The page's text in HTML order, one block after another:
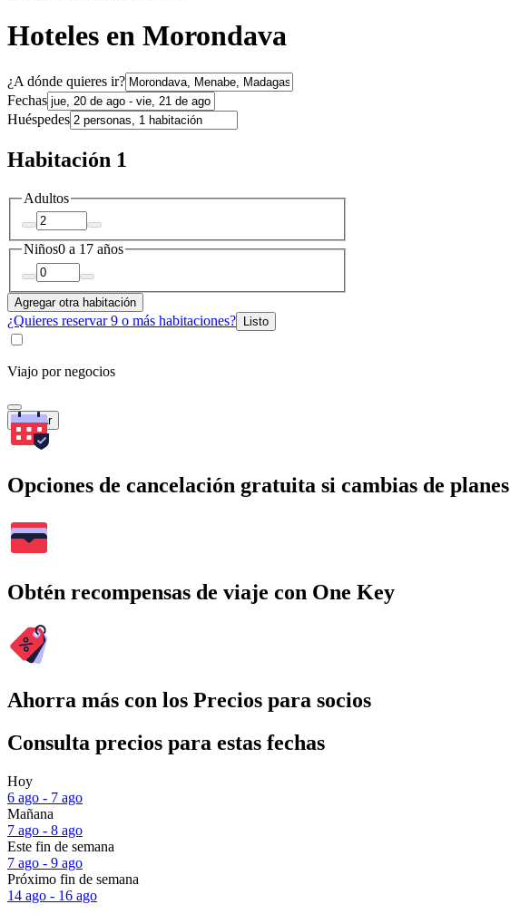
Hoteles en Morondava
¿A dónde quieres ir?
Fechas
Huéspedes
Habitación 1
Adultos
Niños0 a 17 años
Agregar otra habitación
¿Quieres reservar 9 o más habitaciones? Listo
Viajo por negocios
Buscar
Opciones de cancelación gratuita si cambias de planes
Obtén recompensas de viaje con One Key
Ahorra más con los Precios para socios
Consulta precios para estas fechas
Hoy
6 ago - 7 ago
Mañana
7 ago - 8 ago
Este fin de semana
7 ago - 9 ago
Próximo fin de semana
14 ago - 16 ago